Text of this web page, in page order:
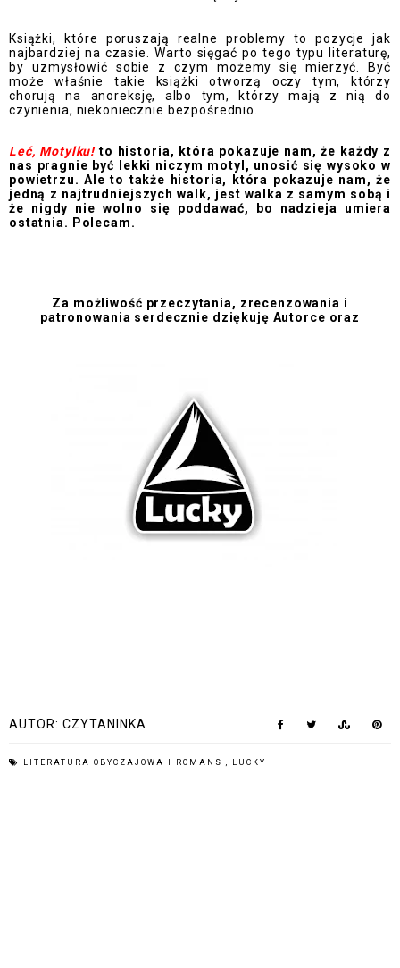
Książki, które poruszają realne problemy to pozycje jak
najbardziej na czasie. Warto sięgać po tego typu literaturę,
by uzmysłowić sobie z czym możemy się mierzyć. Być
może właśnie takie książki otworzą oczy tym, którzy
chorują na anoreksję, albo tym, którzy mają z nią do
czynienia, niekoniecznie bezpośrednio.
Leć, Motylku!to historia, która pokazuje nam, że każdy z
nas pragnie być lekki niczym motyl, unosić się wysoko w
powietrzu. Ale to także historia, która pokazuje nam, że
jedną z najtrudniejszych walk, jest walka z samym sobą i
że nigdy nie wolno się poddawać, bo nadzieja umiera
ostatnia. Polecam.
Za możliwość przeczytania, zrecenzowania i
patronowania serdecznie dziękuję Autorce oraz
AUTOR: CZYTANINKA
LITERATURA OBYCZAJOWA I ROMANS LUCKY